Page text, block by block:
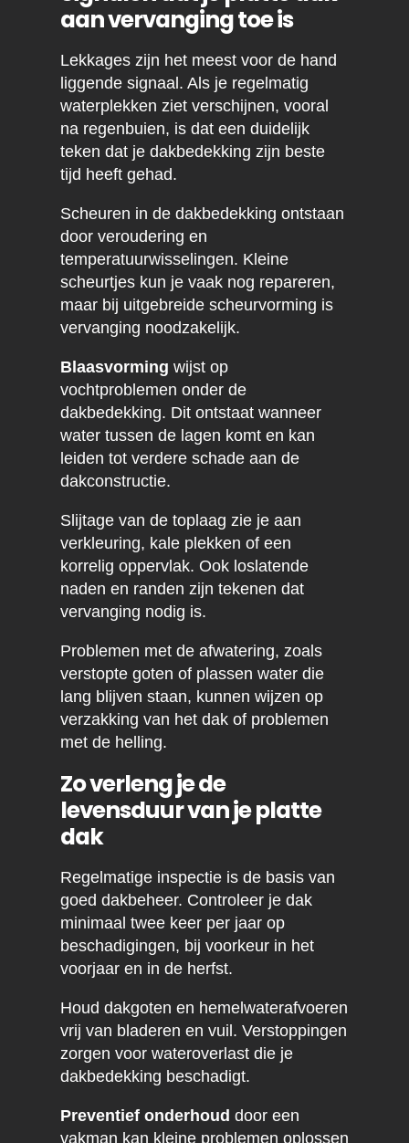
aan vervanging toe is
Lekkages zijn het meest voor de hand
liggende signaal. Als je regelmatig
waterplekken ziet verschijnen, vooral
na regenbuien, is dat een duidelijk
teken dat je dakbedekking zijn beste
tijd heeft gehad.
Scheuren in de dakbedekking ontstaan
door veroudering en
temperatuurwisselingen. Kleine
scheurtjes kun je vaak nog repareren,
maar bij uitgebreide scheurvorming is
vervanging noodzakelijk.
Blaasvorming wijst op
vochtproblemen onder de
dakbedekking. Dit ontstaat wanneer
water tussen de lagen komt en kan
leiden tot verdere schade aan de
dakconstructie.
Slijtage van de toplaag zie je aan
verkleuring, kale plekken of een
korrelig oppervlak. Ook loslatende
naden en randen zijn tekenen dat
vervanging nodig is.
Problemen met de afwatering, zoals
verstopte goten of plassen water die
lang blijven staan, kunnen wijzen op
verzakking van het dak of problemen
met de helling.
Zo verleng je de
levensduur van je platte
dak
Regelmatige inspectie is de basis van
goed dakbeheer. Controleer je dak
minimaal twee keer per jaar op
beschadigingen, bij voorkeur in het
voorjaar en in de herfst.
Houd dakgoten en hemelwaterafvoeren
vrij van bladeren en vuil. Verstoppingen
zorgen voor wateroverlast die je
dakbedekking beschadigt.
Preventief onderhoud door een
vakman kan kleine problemen oplossen